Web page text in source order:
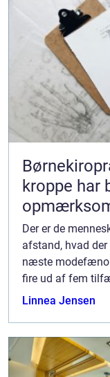
kroppe har
Der er de
afstand, hvad
næste
fire ud af fem
som der tager en
Linnea Jensen